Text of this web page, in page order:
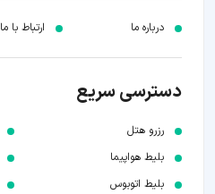
درباره ما ارتباط با ما
دسترسی سریع
رزرو هتل
بلیط هواپیما
بلیط اتوبوس